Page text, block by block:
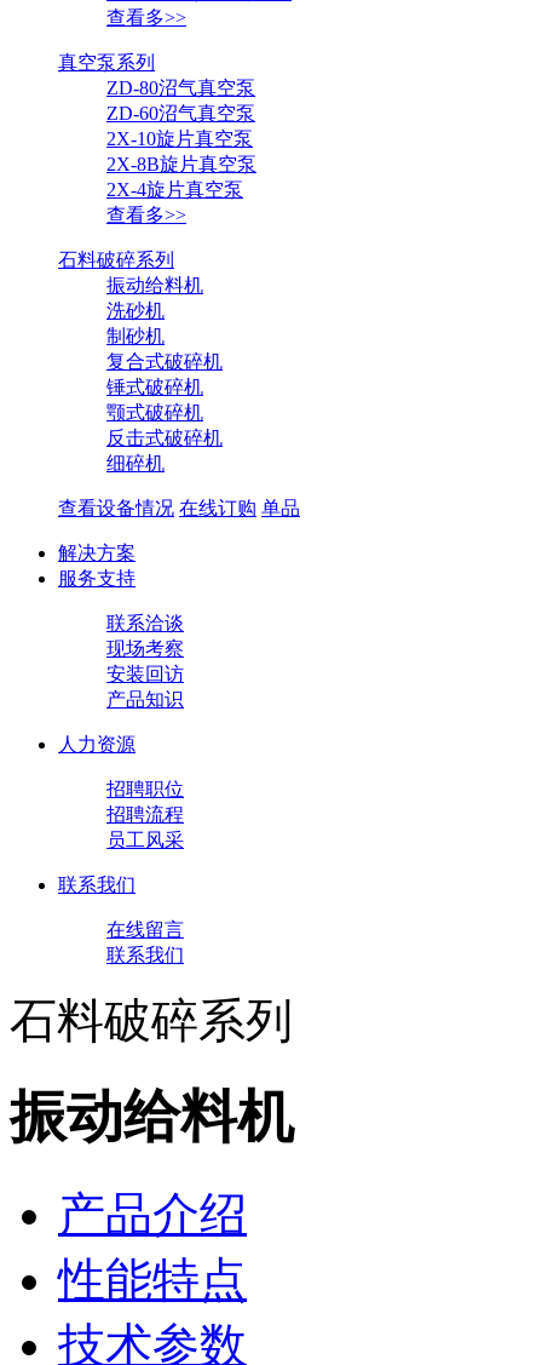
查看多>>
真空泵系列
ZD-80沼气真空泵
ZD-60沼气真空泵
2X-10旋片真空泵
2X-8B旋片真空泵
2X-4旋片真空泵
查看多>>
石料破碎系列
振动给料机
洗砂机
制砂机
复合式破碎机
锤式破碎机
颚式破碎机
反击式破碎机
​细碎机
查看设备情况 在线订购 单品
解决方案
服务支持
联系洽谈
现场考察
安装回访
产品知识
人力资源
招聘职位
招聘流程
员工风采
联系我们
在线留言
联系我们
石料破碎系列
振动给料机
产品介绍
性能特点
技术参数